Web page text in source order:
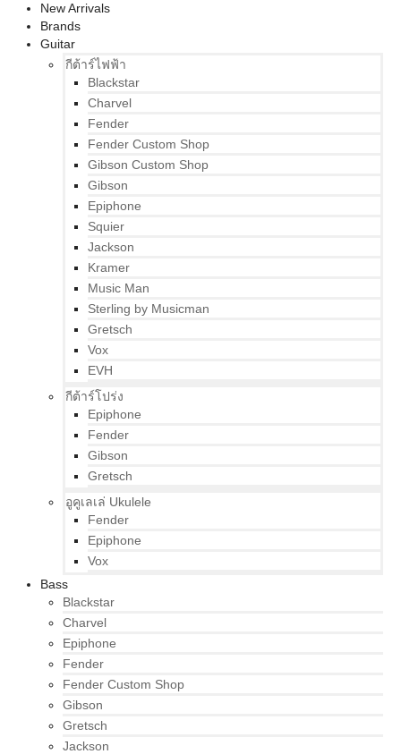
New Arrivals
Brands
Guitar
กีต้าร์ไฟฟ้า
Blackstar
Charvel
Fender
Fender Custom Shop
Gibson Custom Shop
Gibson
Epiphone
Squier
Jackson
Kramer
Music Man
Sterling by Musicman
Gretsch
Vox
EVH
กีต้าร์โปร่ง
Epiphone
Fender
Gibson
Gretsch
อูคูเลเล่ Ukulele
Fender
Epiphone
Vox
Bass
Blackstar
Charvel
Epiphone
Fender
Fender Custom Shop
Gibson
Gretsch
Jackson